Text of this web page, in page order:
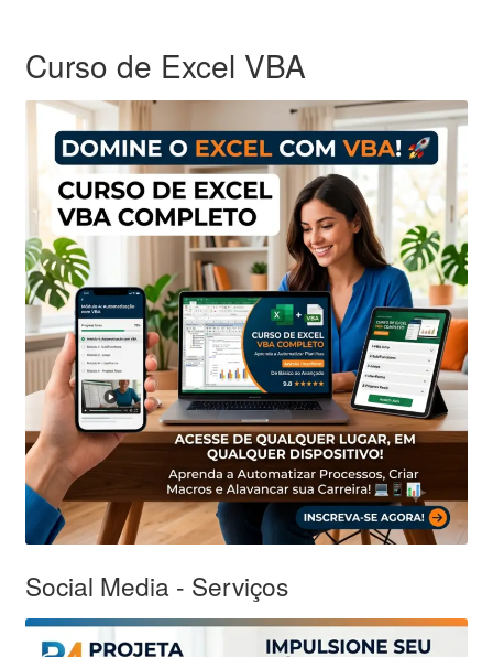
Curso de Excel VBA
Social Media - Serviços